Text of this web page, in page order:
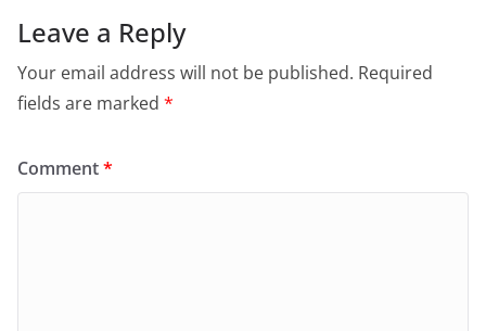
Leave a Reply
Your email address will not be published. Required
fields are marked *
Comment*